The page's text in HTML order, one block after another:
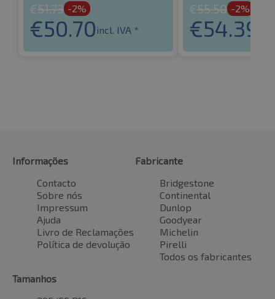
€51.73 -2%
€50.70 incl. IVA *
€55.50 -2%
€54.39
Informações
Contacto
Sobre nós
Impressum
Ajuda
Livro de Reclamações
Política de devolução
Fabricante
Bridgestone
Continental
Dunlop
Goodyear
Michelin
Pirelli
Todos os fabricantes
Tamanhos